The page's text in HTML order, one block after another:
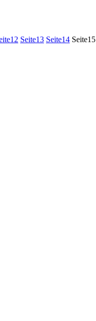
12 Seite13 Seite14 Seite15